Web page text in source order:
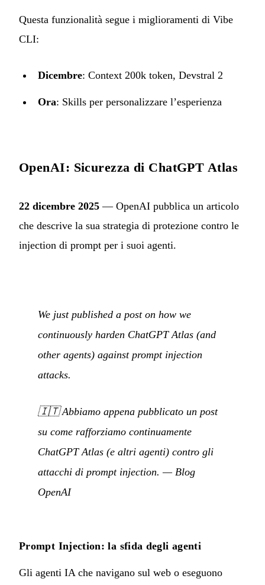
Questa funzionalità segue i miglioramenti di Vibe
CLI:
Dicembre: Context 200k token, Devstral 2
Ora: Skills per personalizzare l’esperienza
OpenAI: Sicurezza di ChatGPT Atlas
22 dicembre 2025 — OpenAI pubblica un articolo
che descrive la sua strategia di protezione contro le
injection di prompt per i suoi agenti.
We just published a post on how we
continuously harden ChatGPT Atlas (and
other agents) against prompt injection
attacks.
🇮🇹Abbiamo appena pubblicato un post
su come rafforziamo continuamente
ChatGPT Atlas (e altri agenti) contro gli
attacchi di prompt injection. — Blog
OpenAI
Prompt Injection: la sfida degli agenti
Gli agenti IA che navigano sul web o eseguono